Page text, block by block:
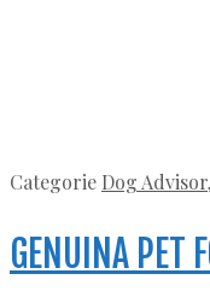
Categorie Dog Advisor
GENUINA PET